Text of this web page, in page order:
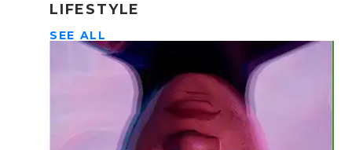
LIFESTYLE
SEE ALL